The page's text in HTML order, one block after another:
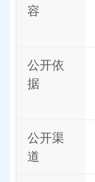
容
公开依
据
公开渠
道